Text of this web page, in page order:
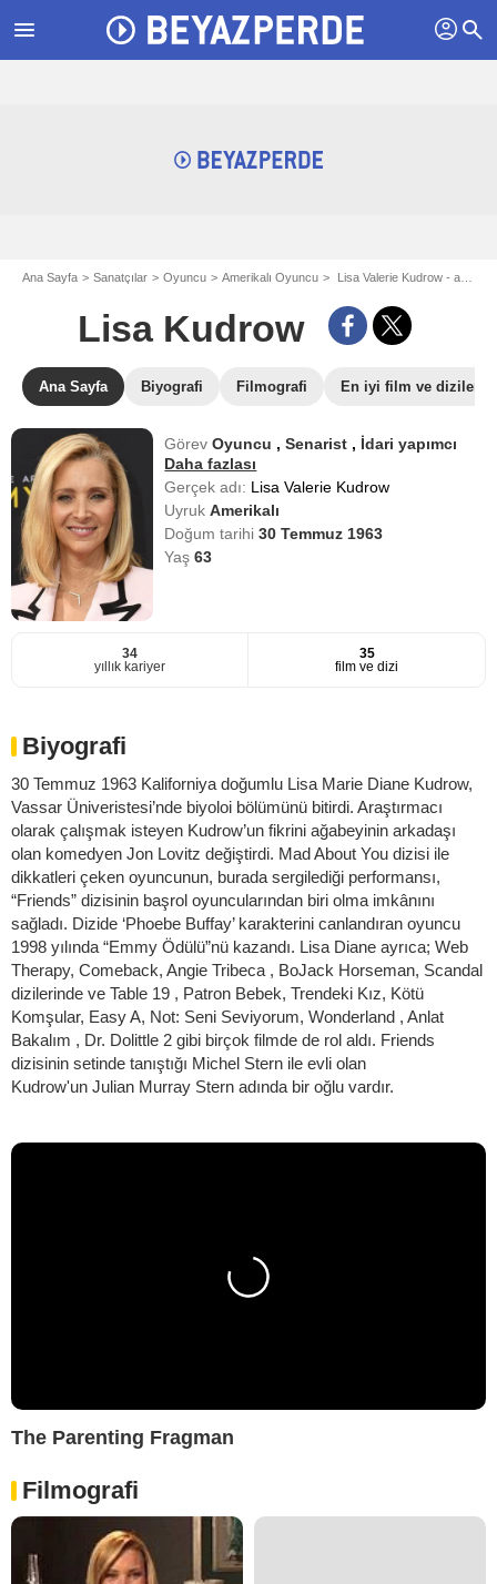
menu profil search
Ana Sayfa Sanatçılar Oyuncu Amerikalı Oyuncu Lisa Valerie Kudrow - aka Lisa Kudrow
Lisa Kudrow
Ana Sayfa Biyografi Filmografi En iyi film ve dizileri
GörevOyuncu ,Senarist , İdari yapımcı
Daha fazlası
Gerçek adı: Lisa Valerie Kudrow
UyrukAmerikalı
Doğum tarihi30 Temmuz 1963
Yaş63
34
yıllık kariyer
35
film ve dizi
Biyografi
30 Temmuz 1963 Kaliforniya doğumlu Lisa Marie Diane Kudrow,
Vassar Üniveristesi’nde biyoloi bölümünü bitirdi. Araştırmacı
olarak çalışmak isteyen Kudrow’un fikrini ağabeyinin arkadaşı
olan komedyen Jon Lovitz değiştirdi. Mad About You dizisi ile
dikkatleri çeken oyuncunun, burada sergilediği performansı,
“Friends” dizisinin başrol oyuncularından biri olma imkânını
sağladı. Dizide ‘Phoebe Buffay’ karakterini canlandıran oyuncu
1998 yılında “Emmy Ödülü”nü kazandı. Lisa Diane ayrıca; Web
Therapy, Comeback, Angie Tribeca , BoJack Horseman, Scandal
dizilerinde ve Table 19 , Patron Bebek, Trendeki Kız, Kötü
Komşular, Easy A, Not: Seni Seviyorum, Wonderland , Anlat
Bakalım , Dr. Dolittle 2 gibi birçok filmde de rol aldı. Friends
dizisinin setinde tanıştığı Michel Stern ile evli olan
Kudrow'un Julian Murray Stern adında bir oğlu vardır.
The Parenting Fragman
Filmografi